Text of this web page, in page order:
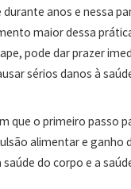
anos e nessa
maior dessa
pode dar prazer
sérios danos à
que o primeiro passo
alimentar e ganho
do corpo e a